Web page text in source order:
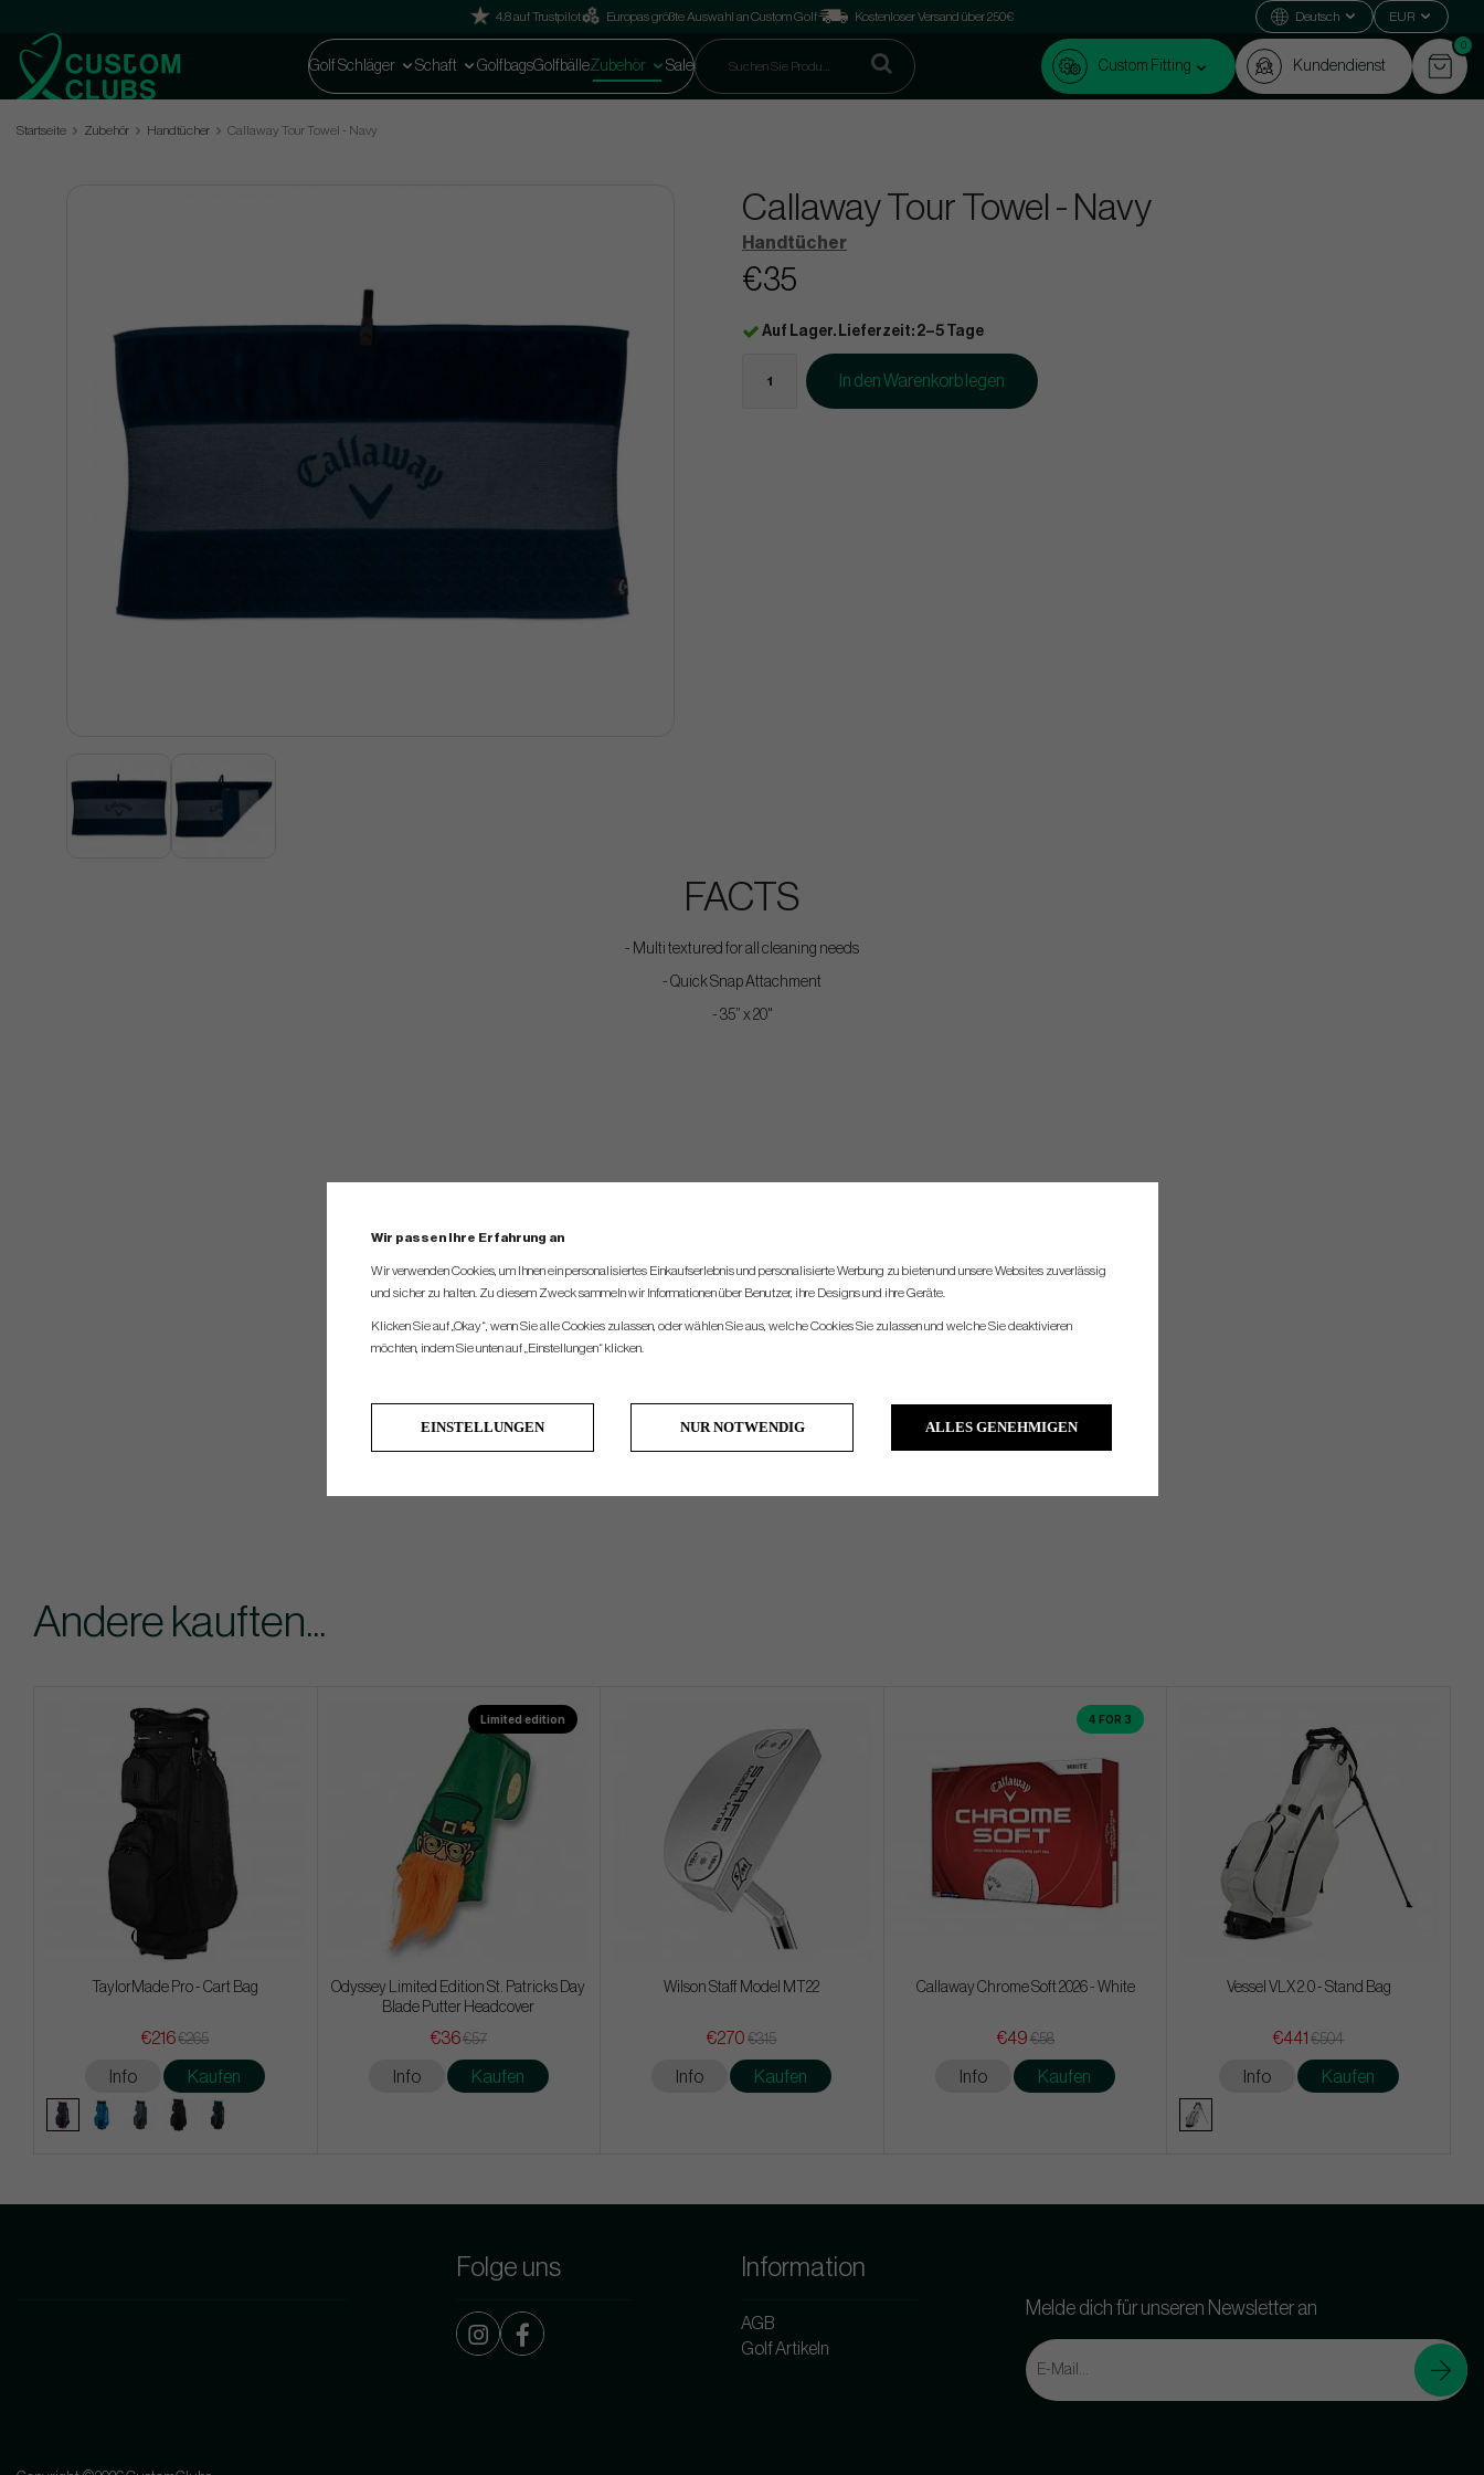
4.8 auf Trustpilot Europas größte Auswahl an Custom Golf Kostenloser Versand über 250€ Deutsch EUR
Golf Schläger Schaft GolfbagsGolfbälleZubehör Sale Custom Fitting Kundendienst
0
Startseite Zubehör Handtücher Callaway Tour Towel - Navy
Callaway Tour Towel - Navy
Handtücher
€35
Auf Lager. Lieferzeit: 2–5 Tage
In den Warenkorb legen
FACTS
- Multi textured for all cleaning needs​
- Quick Snap Attachment​​
- 35” x 20"
Andere kauften...
TaylorMade Pro - Cart Bag
€216€265
Info Kaufen
Limited edition
Odyssey Limited Edition St. Patricks Day
Blade Putter Headcover
€36€57
Info Kaufen
Wilson Staff Model MT22
€270 €315
Info Kaufen
4 FOR 3
Callaway Chrome Soft 2026 - White
€49 €58
Info Kaufen
Vessel VLX 2.0 - Stand Bag
€441 €504
Info Kaufen
Folge uns Information
AGB
Golf Artikeln
Melde dich für unseren Newsletter an
Wir passen Ihre Erfahrung an
Wir verwenden Cookies, um Ihnen ein personalisiertes Einkaufserlebnis und personalisierte Werbung zu bieten und unsere Websites zuverlässig
und sicher zu halten. Zu diesem Zweck sammeln wir Informationen über Benutzer, ihre Designs und ihre Geräte.
Klicken Sie auf „Okay“, wenn Sie alle Cookies zulassen, oder wählen Sie aus, welche Cookies Sie zulassen und welche Sie deaktivieren
möchten, indem Sie unten auf „Einstellungen“ klicken.
EINSTELLUNGEN NUR NOTWENDIG ALLES GENEHMIGEN